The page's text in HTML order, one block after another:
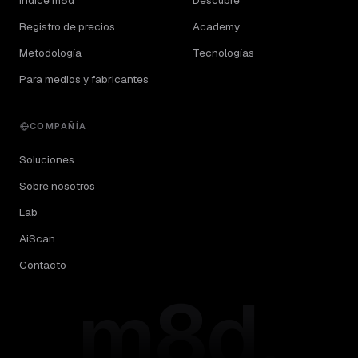
Registro de precios
Metodología
Para medios y fabricantes
Academy
Tecnologías
COMPAÑÍA
Soluciones
Sobre nosotros
Lab
AiScan
Contacto